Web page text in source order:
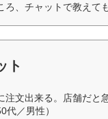
ろ、チャットで教えて
ト
注文出来る。店舗だ
代／男性）